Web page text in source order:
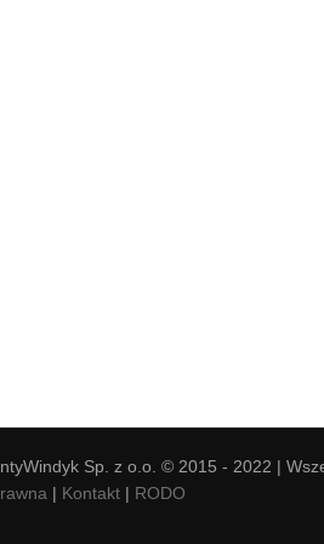
Sp. z o.o. © 2015 - 2022 |
| Kontakt | RODO